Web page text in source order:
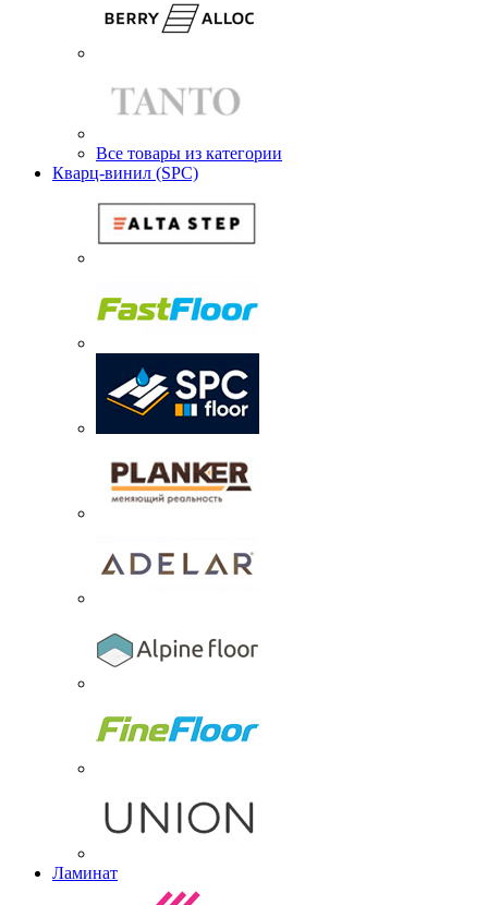
Все товары из категории
Кварц-винил (SPC)
Ламинат